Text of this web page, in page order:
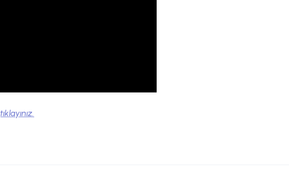
tıklayınız.